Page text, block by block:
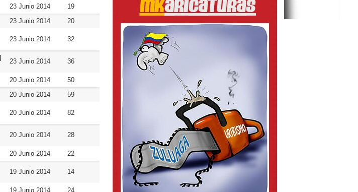
23 Junio 2014
19
23 Junio 2014
20
23 Junio 2014 32
23 Junio 2014 36
20 Junio 2014
50
20 Junio 2014
59
20 Junio 2014 82
20 Junio 2014 28
20 Junio 2014
22
19 Junio 2014 14
19 Junio 2014
24